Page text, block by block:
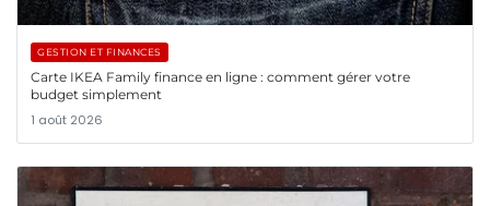
GESTION ET FINANCES
Carte IKEA Family finance en ligne : comment gérer votre
budget simplement
1 août 2026